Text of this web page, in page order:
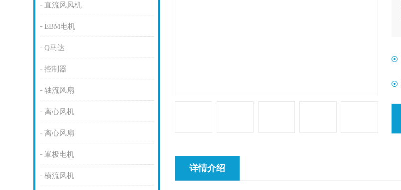
直流风风机
EBM电机
Q马达
控制器
轴流风扇
离心风机
离心风扇
罩极电机
横流风机
详情介绍